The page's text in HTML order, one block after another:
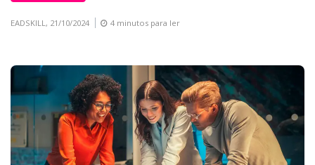
EADSKILL, 21/10/2024 4 minutos para ler